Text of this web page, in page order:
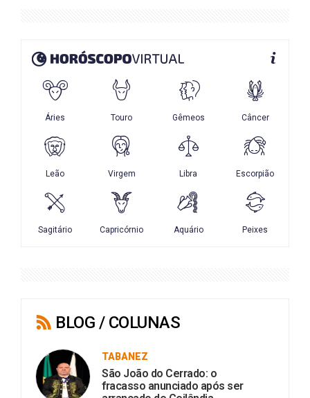
BLOG / COLUNAS
TABANEZ
São João do Cerrado: o
fracasso anunciado após ser